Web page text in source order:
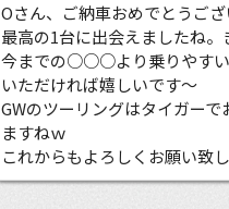
Oさん、ご納車おめでとうご
最高の1台に出会えましたね。
今までの○○○より乗りやすい
いただければ嬉しいです〜
GWのツーリングはタイガーで
ますねｗ
これからもよろしくお願い致し